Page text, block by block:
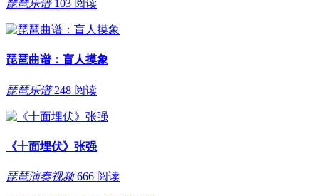
琵琶乐谱 103 阅读
琵琶曲谱：盲人摸象
琵琶乐谱 248 阅读
《十面埋伏》张强
琵琶演奏视频 666 阅读